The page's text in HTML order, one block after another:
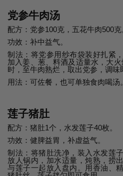
党参牛肉汤
配方：党参100克，五花牛肉500克
功效：补中益气。
制法：将党参用纱布袋装好扎紧
加入姜、葱、料酒及适量水，大
时，至牛肉熟烂，取出党参，调味
用法：可佐餐，也可单独食肉喝汤。
莲子猪肚
配方：猪肚1个，水发莲子40枚。
功效：健脾益胃，补虚益气。
制法：将猪肚洗净，装入水发莲
放人锅内，加水适量，炖熟，捞
与莲子一起放入盘内。用香油、